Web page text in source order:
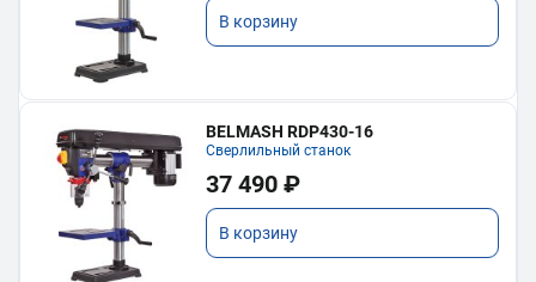
В корзину
BELMASH RDP430-16
Сверлильный станок
37 490 ₽
В корзину